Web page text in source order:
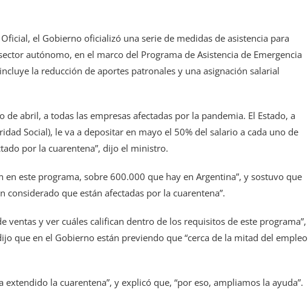
el Gobierno oficializó una serie de medidas de asistencia para
autónomo, en el marco del Programa de Asistencia de Emergencia
la reducción de aportes patronales y una asignación salarial
abril, a todas las empresas afectadas por la pandemia. El Estado, a
Social), le va a depositar en mayo el 50% del salario a cada uno de
por la cuarentena”, dijo el ministro.
este programa, sobre 600.000 que hay en Argentina”, y sostuvo que
considerado que están afectadas por la cuarentena”.
ventas y ver cuáles califican dentro de los requisitos de este programa”,
que en el Gobierno están previendo que “cerca de la mitad del empleo
la cuarentena”, y explicó que, “por eso, ampliamos la ayuda”.